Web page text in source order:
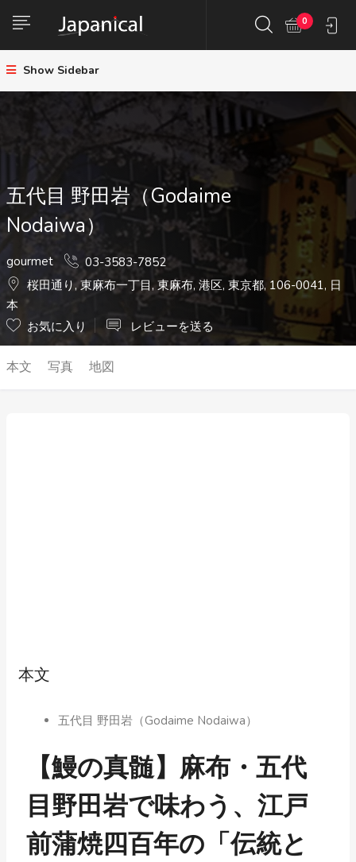
0
Show Sidebar
五代目 野田岩（Godaime
Nodaiwa）
gourmet
03-3583-7852
桜田通り, 東麻布一丁目, 東麻布, 港区, 東京都, 106-0041, 日
本
お気に入り
レビューを送る
本文 写真 地図
本文
五代目 野田岩（Godaime Nodaiwa）
【鰻の真髄】麻布・五代
目野田岩で味わう、江戸
前蒲焼四百年の「伝統と